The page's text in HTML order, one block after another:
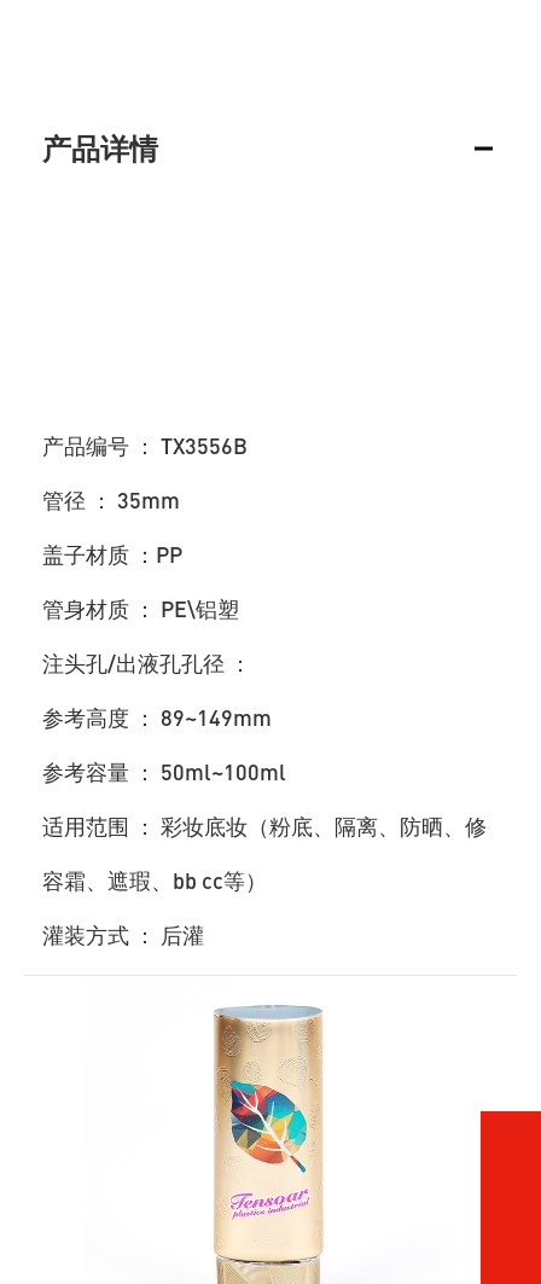
产品详情
产品编号 ： TX3556B
管径 ： 35mm
盖子材质 ：PP
管身材质 ： PE\铝塑
注头孔/出液孔孔径 ：
参考高度 ： 89~149mm
参考容量 ： 50ml~100ml
适用范围 ： 彩妆底妆（粉底、隔离、防晒、修
容霜、遮瑕、bb cc等）
灌装方式 ： 后灌